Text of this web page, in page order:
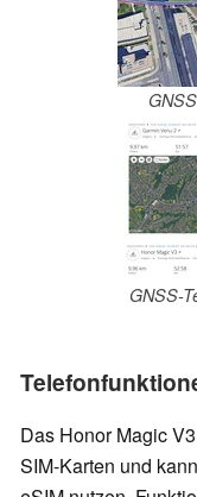
GNSS-
Das Honor Magic
SIM-Karten und